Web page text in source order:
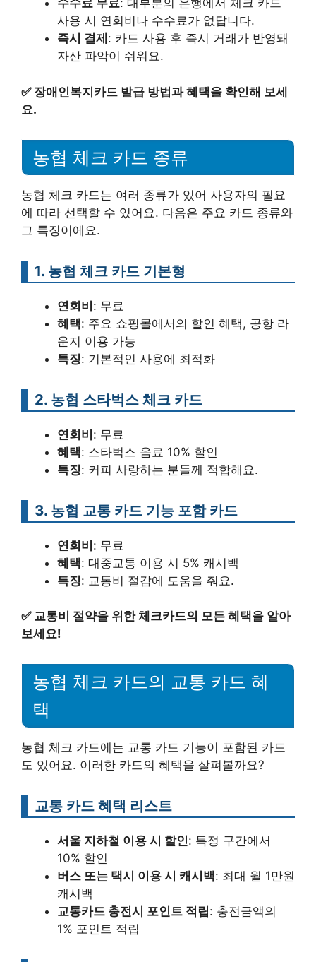
수수료 무료: 대부분의 은행에서 체크 카드
사용 시 연회비나 수수료가 없답니다.
즉시 결제 : 카드 사용 후 즉시 거래가 반영돼
자산 파악이 쉬워요.
✅ 장애인복지카드 발급 방법과 혜택을 확인해 보세
요.
농협 체크 카드 종류
농협 체크 카드는 여러 종류가 있어 사용자의 필요
에 따라 선택할 수 있어요. 다음은 주요 카드 종류와
그 특징이에요.
1. 농협 체크 카드 기본형
연회비: 무료
혜택: 주요 쇼핑몰에서의 할인 혜택, 공항 라
운지 이용 가능
특징: 기본적인 사용에 최적화
2. 농협 스타벅스 체크 카드
연회비: 무료
혜택: 스타벅스 음료 10% 할인
특징: 커피 사랑하는 분들께 적합해요.
3. 농협 교통 카드 기능 포함 카드
연회비: 무료
혜택: 대중교통 이용 시 5% 캐시백
특징: 교통비 절감에 도움을 줘요.
✅ 교통비 절약을 위한 체크카드의 모든 혜택을 알아
보세요!
농협 체크 카드의 교통 카드 혜
택
농협 체크 카드에는 교통 카드 기능이 포함된 카드
도 있어요. 이러한 카드의 혜택을 살펴볼까요?
교통 카드 혜택 리스트
서울 지하철 이용 시 할인: 특정 구간에서
10% 할인
버스 또는 택시 이용 시 캐시백: 최대 월 1만원
캐시백
교통카드 충전시 포인트 적립: 충전금액의
1% 포인트 적립